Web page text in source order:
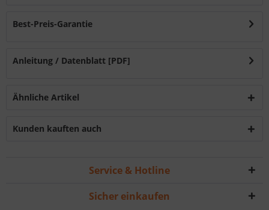
Best-Preis-Garantie
Anleitung / Datenblatt [PDF]
Ähnliche Artikel
Kunden kauften auch
Service & Hotline
Sicher einkaufen